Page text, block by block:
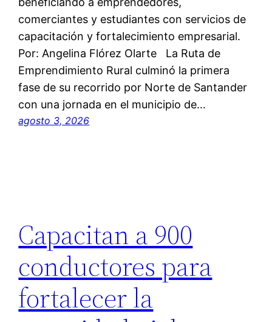
comerciantes y estudiantes con servicios de
capacitación y fortalecimiento empresarial.
Por: Angelina Flórez Olarte La Ruta de
Emprendimiento Rural culminó la primera
fase de su recorrido por Norte de Santander
con una jornada en el municipio de…
agosto 3, 2026
Capacitan a 900
conductores para
fortalecer la